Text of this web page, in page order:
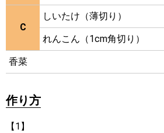
C
しいたけ（薄切り）
れんこん（1cm角切り）
香菜
作り方
【1】